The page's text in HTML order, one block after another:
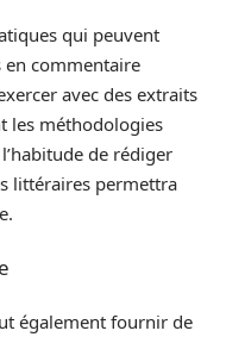
qui peuvent
en commentaire
avec des extraits
les méthodologies
de rédiger
littéraires permettra
également fournir de